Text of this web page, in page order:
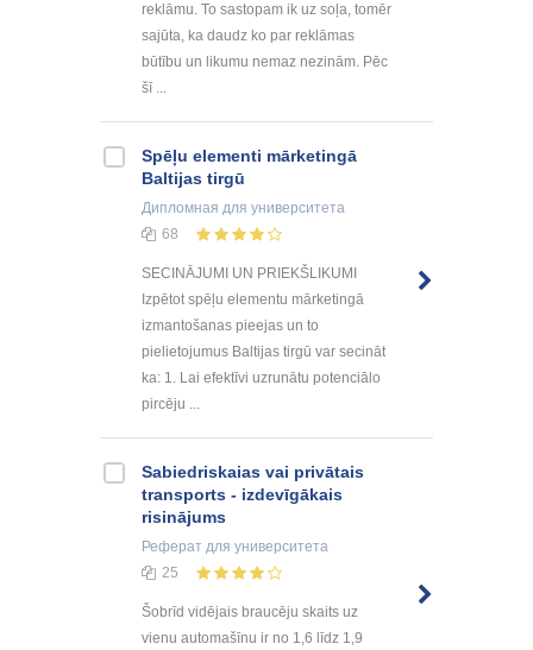
reklāmu. To sastopam ik uz soļa, tomēr
sajūta, ka daudz ko par reklāmas
būtību un likumu nemaz nezinām. Pēc
šī ...
Spēļu elementi mārketingā
Baltijas tirgū
Дипломная для университета
68
SECINĀJUMI UN PRIEKŠLIKUMI
Izpētot spēļu elementu mārketingā
izmantošanas pieejas un to
pielietojumus Baltijas tirgū var secināt
ka: 1. Lai efektīvi uzrunātu potenciālo
pircēju ...
Sabiedriskaias vai privātais
transports - izdevīgākais
risinājums
Реферат для университета
25
Šobrīd vidējais braucēju skaits uz
vienu automašīnu ir no 1,6 līdz 1,9